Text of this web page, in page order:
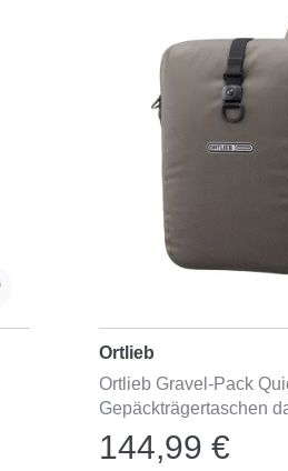
Ortlieb
Ortlieb Gravel-Pack
Gepäckträgertaschen
144,99 €